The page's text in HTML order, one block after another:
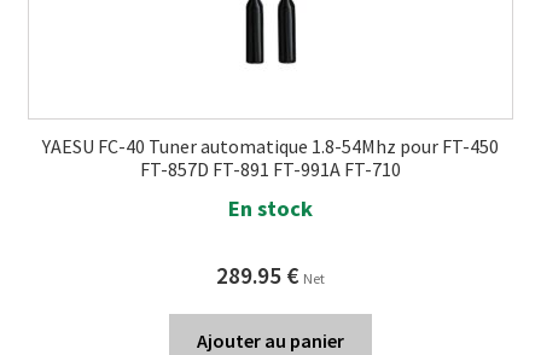
YAESU FC-40 Tuner automatique 1.8-54Mhz pour FT-450
FT-857D FT-891 FT-991A FT-710
En stock
289.95 € Net
Ajouter au panier